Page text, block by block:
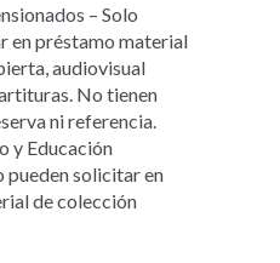
– Solo
en préstamo material
audiovisual
No tienen
ni referencia.
y Educación
pueden solicitar en
de colección